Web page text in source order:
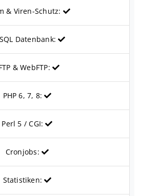
& Viren-Schutz:
Datenbank:
& WebFTP:
PHP 6, 7, 8:
Perl 5 / CGI:
Cronjobs:
Statistiken: